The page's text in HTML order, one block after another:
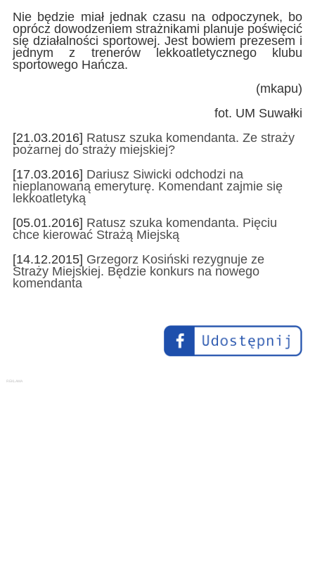
Nie będzie miał jednak czasu na odpoczynek, bo
oprócz dowodzeniem strażnikami planuje poświęcić
się działalności sportowej. Jest bowiem prezesem i
jednym z trenerów lekkoatletycznego klubu
sportowego Hańcza.
(mkapu)
fot. UM Suwałki
[21.03.2016] Ratusz szuka komendanta. Ze straży
pożarnej do straży miejskiej?
[17.03.2016] Dariusz Siwicki odchodzi na
nieplanowaną emeryturę. Komendant zajmie się
lekkoatletyką
[05.01.2016] Ratusz szuka komendanta. Pięciu
chce kierować Strażą Miejską
[14.12.2015] Grzegorz Kosiński rezygnuje ze
Straży Miejskiej. Będzie konkurs na nowego
komendanta